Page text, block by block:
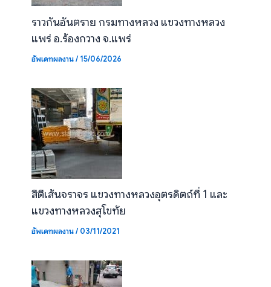
ราวกันอันตราย กรมทางหลวง แขวงทางหลวง
แพร่ อ.ร้องกวาง จ.แพร่
อัพเดทผลงาน/15/06/2026
สีตีเส้นจราจร แขวงทางหลวงอุตรดิตถ์ที่ 1 และ
แขวงทางหลวงสุโขทัย
อัพเดทผลงาน/03/11/2021